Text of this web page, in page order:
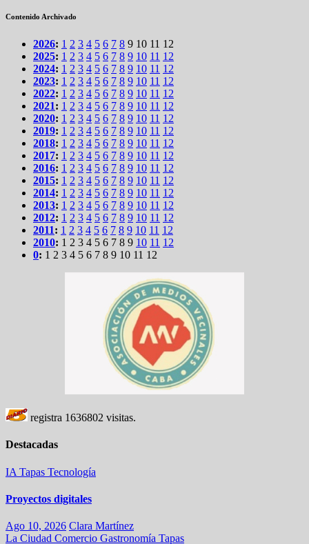
Contenido Archivado
2026: 1 2 3 4 5 6 7 8 9 10 11 12
2025: 1 2 3 4 5 6 7 8 9 10 11 12
2024: 1 2 3 4 5 6 7 8 9 10 11 12
2023: 1 2 3 4 5 6 7 8 9 10 11 12
2022: 1 2 3 4 5 6 7 8 9 10 11 12
2021: 1 2 3 4 5 6 7 8 9 10 11 12
2020: 1 2 3 4 5 6 7 8 9 10 11 12
2019: 1 2 3 4 5 6 7 8 9 10 11 12
2018: 1 2 3 4 5 6 7 8 9 10 11 12
2017: 1 2 3 4 5 6 7 8 9 10 11 12
2016: 1 2 3 4 5 6 7 8 9 10 11 12
2015: 1 2 3 4 5 6 7 8 9 10 11 12
2014: 1 2 3 4 5 6 7 8 9 10 11 12
2013: 1 2 3 4 5 6 7 8 9 10 11 12
2012: 1 2 3 4 5 6 7 8 9 10 11 12
2011: 1 2 3 4 5 6 7 8 9 10 11 12
2010: 1 2 3 4 5 6 7 8 9 10 11 12
0: 1 2 3 4 5 6 7 8 9 10 11 12
registra 1636802 visitas.
Destacadas
IA Tapas Tecnología
Proyectos digitales
Ago 10, 2026 Clara Martínez
La Ciudad Comercio Gastronomía Tapas